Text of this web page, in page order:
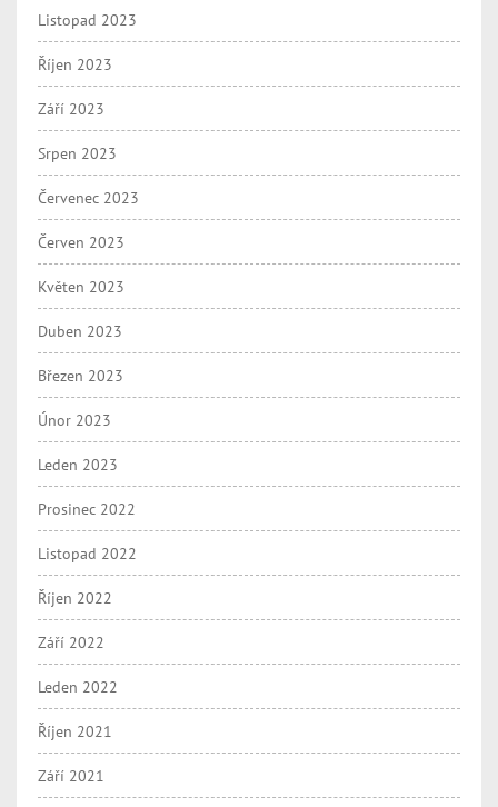
Listopad 2023
Říjen 2023
Září 2023
Srpen 2023
Červenec 2023
Červen 2023
Květen 2023
Duben 2023
Březen 2023
Únor 2023
Leden 2023
Prosinec 2022
Listopad 2022
Říjen 2022
Září 2022
Leden 2022
Říjen 2021
Září 2021